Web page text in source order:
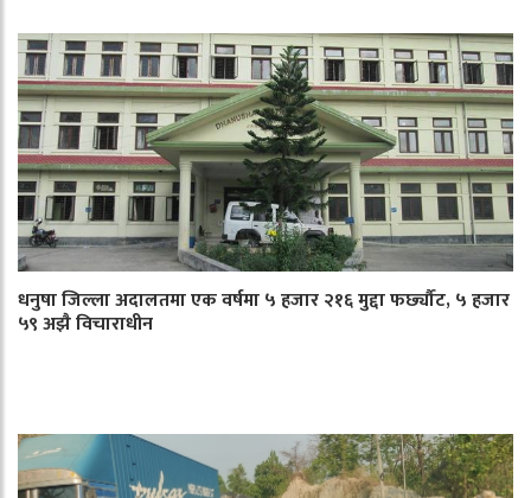
धनुषा जिल्ला अदालतमा एक वर्षमा ५ हजार २१६ मुद्दा फर्छ्यौट, ५ हजार
५९ अझै विचाराधीन